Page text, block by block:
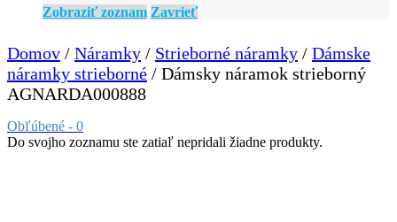
Zobraziť zoznam Zavrieť
Domov / Náramky / Strieborné náramky / Dámske
náramky strieborné / Dámsky náramok strieborný
AGNARDA000888
Obľúbené - 0
Do svojho zoznamu ste zatiaľ nepridali žiadne produkty.